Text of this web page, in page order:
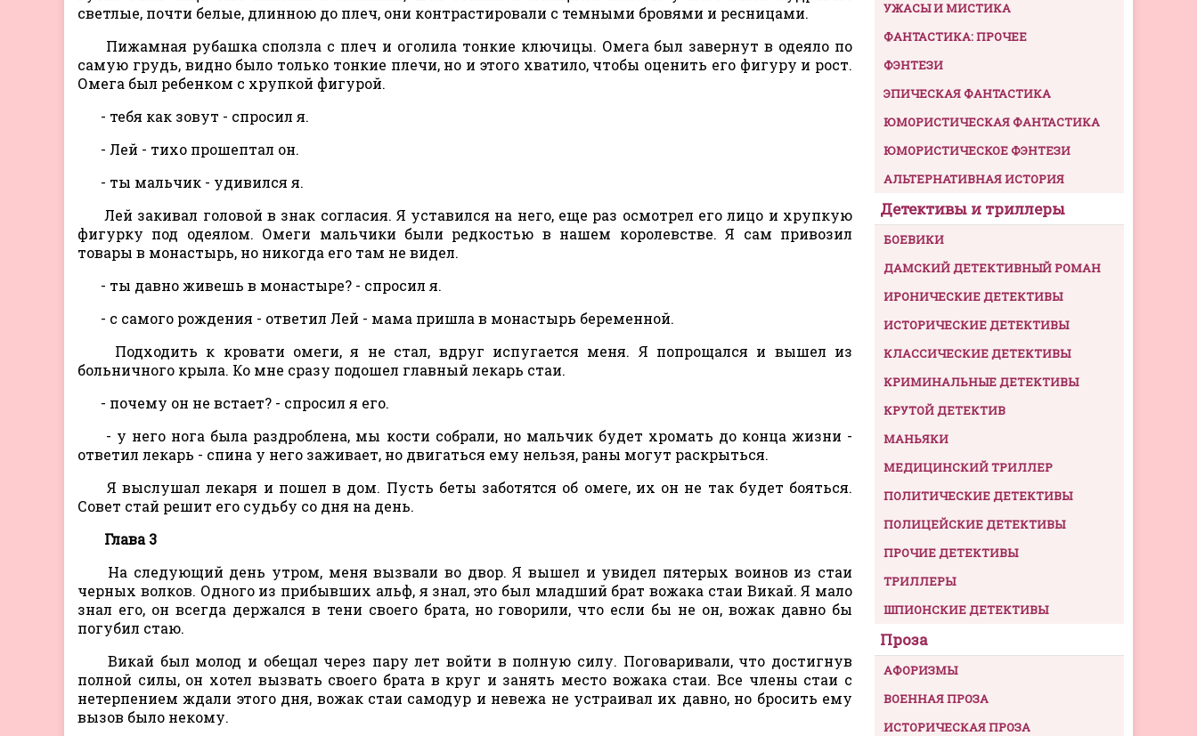
светлые, почти белые, длинною до плеч, они контрастировали с темными бровями и ресницами.
Пижамная рубашка сползла с плеч и оголила тонкие ключицы. Омега был завернут в одеяло по
самую грудь, видно было только тонкие плечи, но и этого хватило, чтобы оценить его фигуру и рост.
Омега был ребенком с хрупкой фигурой.
- тебя как зовут - спросил я.
- Лей - тихо прошептал он.
- ты мальчик - удивился я.
Лей закивал головой в знак согласия. Я уставился на него, еще раз осмотрел его лицо и хрупкую
фигурку под одеялом. Омеги мальчики были редкостью в нашем королевстве. Я сам привозил
товары в монастырь, но никогда его там не видел.
- ты давно живешь в монастыре? - спросил я.
- с самого рождения - ответил Лей - мама пришла в монастырь беременной.
Подходить к кровати омеги, я не стал, вдруг испугается меня. Я попрощался и вышел из
больничного крыла. Ко мне сразу подошел главный лекарь стаи.
- почему он не встает? - спросил я его.
- у него нога была раздроблена, мы кости собрали, но мальчик будет хромать до конца жизни -
ответил лекарь - спина у него заживает, но двигаться ему нельзя, раны могут раскрыться.
Я выслушал лекаря и пошел в дом. Пусть беты заботятся об омеге, их он не так будет бояться.
Совет стай решит его судьбу со дня на день.
Глава 3
На следующий день утром, меня вызвали во двор. Я вышел и увидел пятерых воинов из стаи
черных волков. Одного из прибывших альф, я знал, это был младший брат вожака стаи Викай. Я мало
знал его, он всегда держался в тени своего брата, но говорили, что если бы не он, вожак давно бы
погубил стаю.
Викай был молод и обещал через пару лет войти в полную силу. Поговаривали, что достигнув
полной силы, он хотел вызвать своего брата в круг и занять место вожака стаи. Все члены стаи с
нетерпением ждали этого дня, вожак стаи самодур и невежа не устраивал их давно, но бросить ему
вызов было некому.
УЖАСЫ И МИСТИКА
ФАНТАСТИКА: ПРОЧЕЕ
ФЭНТЕЗИ
ЭПИЧЕСКАЯ ФАНТАСТИКА
ЮМОРИСТИЧЕСКАЯ ФАНТАСТИКА
ЮМОРИСТИЧЕСКОЕ ФЭНТЕЗИ
АЛЬТЕРНАТИВНАЯ ИСТОРИЯ
Детективы и триллеры
БОЕВИКИ
ДАМСКИЙ ДЕТЕКТИВНЫЙ РОМАН
ИРОНИЧЕСКИЕ ДЕТЕКТИВЫ
ИСТОРИЧЕСКИЕ ДЕТЕКТИВЫ
КЛАССИЧЕСКИЕ ДЕТЕКТИВЫ
КРИМИНАЛЬНЫЕ ДЕТЕКТИВЫ
КРУТОЙ ДЕТЕКТИВ
МАНЬЯКИ
МЕДИЦИНСКИЙ ТРИЛЛЕР
ПОЛИТИЧЕСКИЕ ДЕТЕКТИВЫ
ПОЛИЦЕЙСКИЕ ДЕТЕКТИВЫ
ПРОЧИЕ ДЕТЕКТИВЫ
ТРИЛЛЕРЫ
ШПИОНСКИЕ ДЕТЕКТИВЫ
Проза
АФОРИЗМЫ
ВОЕННАЯ ПРОЗА
ИСТОРИЧЕСКАЯ ПРОЗА